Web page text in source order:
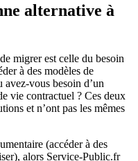
alternative à
migrer est celle du besoin
à des modèles de
vous besoin d’un
vie contractuel ? Ces deux
et n’ont pas les mêmes
(accéder à des
alors Service-Public.fr